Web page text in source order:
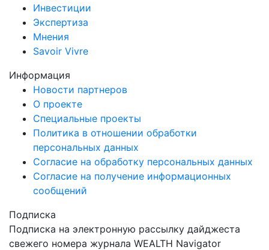
Инвестиции
Экспертиза
Мнения
Savoir Vivre
Информация
Новости партнеров
О проекте
Специальные проекты
Политика в отношении обработки
персональных данных
Согласие на обработку персональных данных
Согласие на получение информационных
сообщений
Подписка
Подписка на электронную рассылку дайджеста
свежего номера журнала WEALTH Navigator